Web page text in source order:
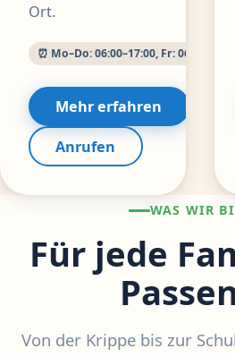
Ort.
⏰ Mo–Do: 06:00–17:00, Fr:
Mehr erfahren
Anrufen
WAS WIR
Für jede
Von der Krippe bis zur